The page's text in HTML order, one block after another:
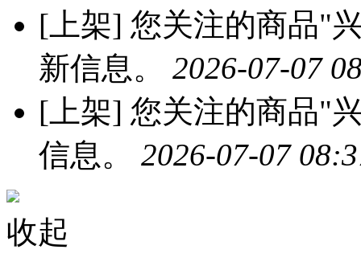
[上架] 您关注的商品"
新信息。 2026-07-07
[上架] 您关注的商品"
信息。 2026-07-07
收起